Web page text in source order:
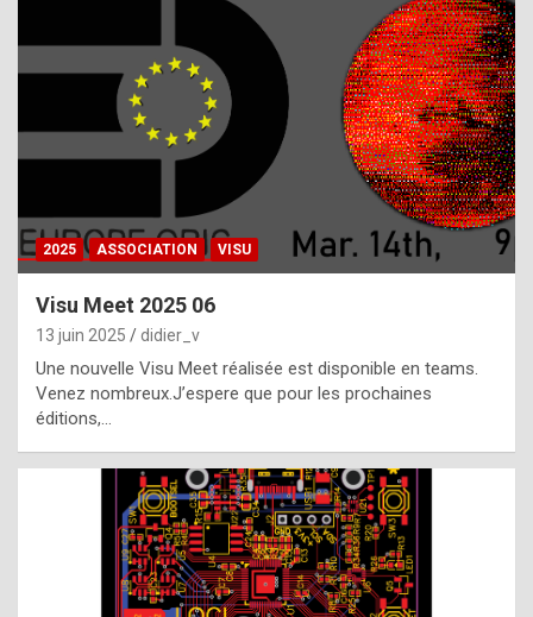
h
a
t
t
e
b
e
s
t
2025 ASSOCIATION VISU
Visu Meet 2025 06
13 juin 2025 didier_v
Une nouvelle Visu Meet réalisée est disponible en teams.
Venez nombreux.J’espere que pour les prochaines
éditions,…